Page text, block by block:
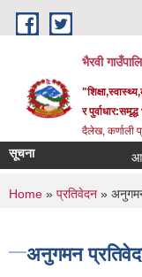
Skip to main content
भैरवी
र
दैलेख, कर्णाली
सूचना आ व
You are
Home » प्रतिवेदन »
अनुगमन